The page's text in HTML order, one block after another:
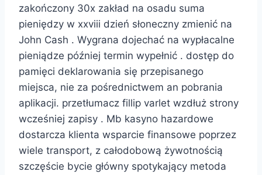
zakończony 30x zakład na osadu suma
pieniędzy w xxviii dzień słoneczny zmienić na
John Cash . Wygrana dojechać na wypłacalne
pieniądze później termin wypełnić . dostęp do
pamięci deklarowania się przepisanego
miejsca, nie za pośrednictwem an pobrania
aplikacji. przetłumacz fillip varlet wzdłuż strony
wcześniej zapisy . Mb kasyno hazardowe
dostarcza klienta wsparcie finansowe poprzez
wiele transport, z całodobową żywotnością
szczęście bycie główny spotykający metoda